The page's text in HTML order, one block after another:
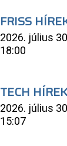
FRISS
2026. július
18:00
TECH
2026. július
15:07